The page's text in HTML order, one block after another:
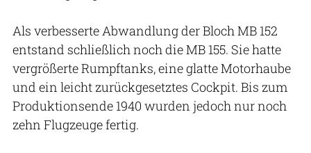
Als verbesserte Abwandlung der Bloch MB 152
entstand schließlich noch die MB 155. Sie hatte
vergrößerte Rumpftanks, eine glatte Motorhaube
und ein leicht zurückgesetztes Cockpit. Bis zum
Produktionsende 1940 wurden jedoch nur noch
zehn Flugzeuge fertig.